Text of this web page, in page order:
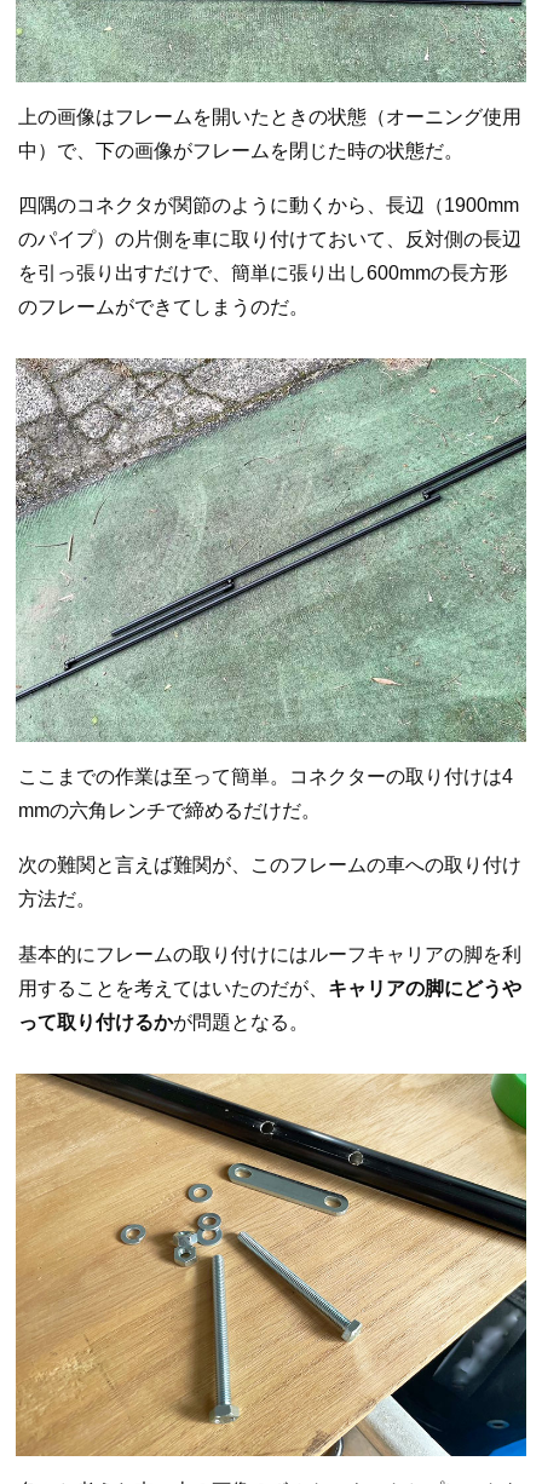
上の画像はフレームを開いたときの状態（オーニング使用
中）で、下の画像がフレームを閉じた時の状態だ。
四隅のコネクタが関節のように動くから、長辺（1900mm
のパイプ）の片側を車に取り付けておいて、反対側の長辺
を引っ張り出すだけで、簡単に張り出し600mmの長方形
のフレームができてしまうのだ。
ここまでの作業は至って簡単。コネクターの取り付けは4
mmの六角レンチで締めるだけだ。
次の難関と言えば難関が、このフレームの車への取り付け
方法だ。
基本的にフレームの取り付けにはルーフキャリアの脚を利
用することを考えてはいたのだが、 キャリアの脚にどうや
って取り付けるかが問題となる。